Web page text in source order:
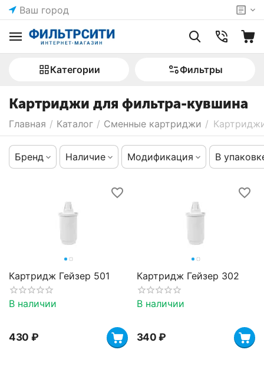
Ваш город
Категории Фильтры
Картриджи для фильтра-кувшина
Главная / Каталог / Сменные картриджи /
Бренд Наличие Модификация В
Картридж Гейзер 501
В наличии
‍430‍ ₽
Картридж Гейзер 302
В наличии
‍340‍ ₽